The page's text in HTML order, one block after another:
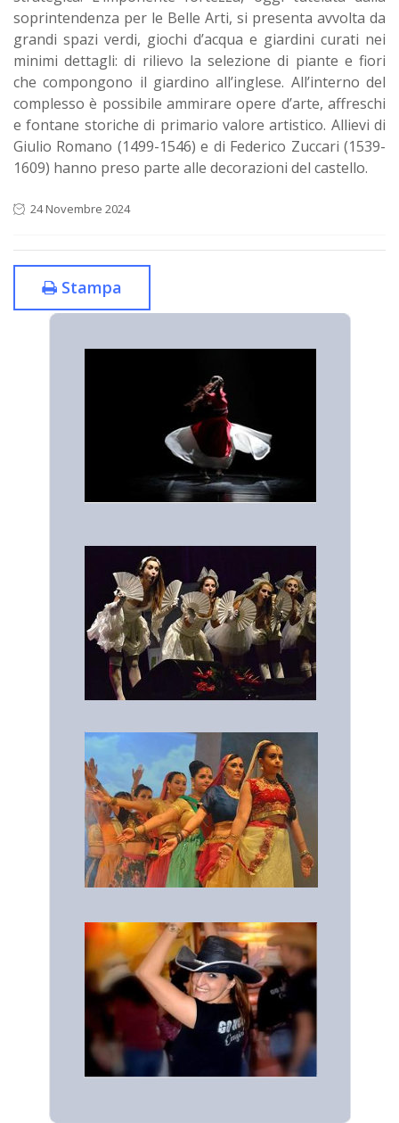
soprintendenza per le Belle Arti, si presenta avvolta da
grandi spazi verdi, giochi d’acqua e giardini curati nei
minimi dettagli: di rilievo la selezione di piante e fiori
che compongono il giardino all’inglese. All’interno del
complesso è possibile ammirare opere d’arte, affreschi
e fontane storiche di primario valore artistico. Allievi di
Giulio Romano (1499-1546) e di Federico Zuccari (1539-
1609) hanno preso parte alle decorazioni del castello.
24 Novembre 2024
Stampa